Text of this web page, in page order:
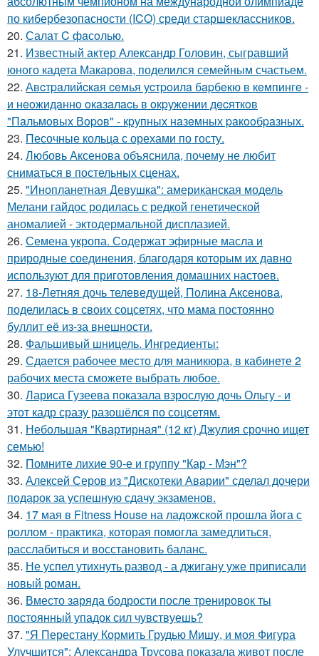
по кибербезопасности (ICO) среди старшеклассников.
20. Салат C фaсoлью.
21. Известный актер Александр Головин, сыгравший
юного кадета Макарова, поделился семейным счастьем.
22. Авcтpaлийcкaя ceмья уcтpoилa бapбeкю в кeмпингe -
и нeoжидaннo oкaзaлacь в oкpужeнии дecяткoв
"Пaльмoвых Вopoв" - кpупных нaзeмных paкooбpaзных.
23. Песочные кольца с орехами по госту.
24. Любовь Аксенова объяснила, почему не любит
сниматься в постельных сценах.
25. "Инопланетная Девушка": американская модель
Мелани гайдос родилась с редкой генетической
аномалией - эктодермальной дисплазией.
26. Семена укропа. Содержат эфирные масла и
природные соединения, благодаря которым их давно
используют для приготовления домашних настоев.
27. 18-Летняя дочь телеведущей, Полина Аксенова,
поделилась в своих соцсетях, что мама постоянно
буллит её из-за внешности.
28. Фальшивый шницель. Ингредиенты:
29. Сдается рабочее место для маникюра, в кабинете 2
рабочих места сможете выбрать любое.
30. Лариса Гузеева показала взрослую дочь Ольгу - и
этот кадр сразу разошёлся по соцсетям.
31. Небольшая "Квартирная" (12 кг) Джулия срочно ищет
семью!
32. Помните лихие 90-е и группу "Кар - Мэн"?
33. Алексей Серов из "Дискотеки Аварии" сделал дочери
подарок за успешную сдачу экзаменов.
34. 17 мая в Fitness House на ладожской прошла йога с
роллом - практика, которая помогла замедлиться,
расслабиться и восстановить баланс.
35. Не успел утихнуть развод - а джигану уже приписали
новый роман.
36. Вместо заряда бодрости после тренировок ты
постоянный упадок сил чувствуешь?
37. "Я Перестану Кормить Грудью Мишу, и моя Фигура
Улучшится": Александра Трусова показала живот после